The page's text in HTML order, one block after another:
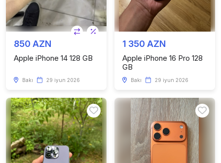
850 AZN
Apple iPhone 14 128 GB
Bakı 29 iyun 2026
1 350 AZN
Apple iPhone 16 Pro 128
GB
Bakı 29 iyun 2026